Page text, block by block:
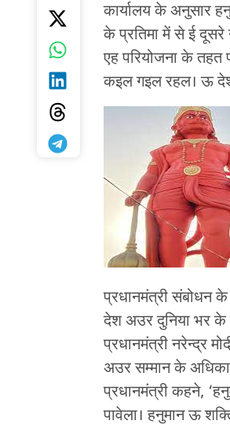
कार्यालय के अनुसार
के प्रतिमा में से ई दूसरे
एह परियोजना के तहत
कइल गइल रहल। ऊ देश
प्रधानमंत्री संबोधन
देश अउर दुनिया भर के
प्रधानमंत्री नरेन्द्र
अउर सम्मान के
प्रधानमंत्री कहने,
पावेला। हनुमान ऊ